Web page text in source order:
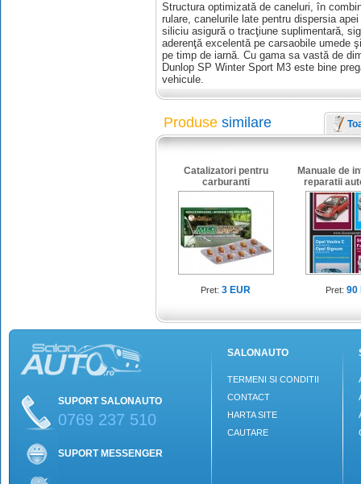
Structura optimizată de caneluri, în
rulare, canelurile late pentru dispersia
siliciu asigură o tracţiune suplimentară,
aderenţă excelentă pe carsaobile umede
pe timp de iarnă. Cu gama sa vastă de
Dunlop SP Winter Sport M3 este bine
vehicule.
Produse similare
Catalizatori pentru
carburanti
Pret: 3 EUR
Manuale de
reparatii
Pret: 90
SUPORT SALONAUTO
0769 237 510
SUPORT MESSENGER
SALONAUTO
TERMENI SI CONDITII
CONTACT
HARTA SITE
CAUTARE